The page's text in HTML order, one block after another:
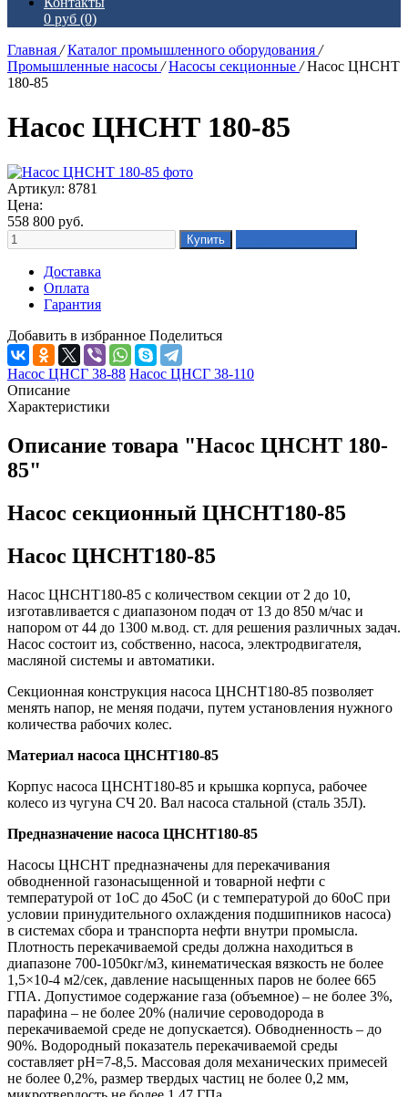
0 руб (0)
Главная / Каталог промышленного оборудования /
Промышленные насосы / Насосы секционные / Насос ЦНСНТ
180-85
Насос ЦНСНТ 180-85
Артикул: 8781
Цена:
558 800 руб.
Доставка
Оплата
Гарантия
Добавить в избранное Поделиться
Насос ЦНСГ 38-88 Насос ЦНСГ 38-110
Описание
Характеристики
Описание товара "Насос ЦНСНТ 180-
85"
Насос секционный ЦНСНТ180-85
Насос ЦНСНТ180-85
Насос ЦНСНТ180-85 с количеством секции от 2 до 10,
изготавливается с диапазоном подач от 13 до 850 м/час и
напором от 44 до 1300 м.вод. ст. для решения различных задач.
Насос состоит из, собственно, насоса, электродвигателя,
масляной системы и автоматики.
Секционная конструкция насоса ЦНСНТ180-85 позволяет
менять напор, не меняя подачи, путем установления нужного
количества рабочих колес.
Материал насоса ЦНСНТ180-85
Корпус насоса ЦНСНТ180-85 и крышка корпуса, рабочее
колесо из чугуна СЧ 20. Вал насоса стальной (сталь 35Л).
Предназначение насоса ЦНСНТ180-85
Насосы ЦНСНТ предназначены для перекачивания
обводненной газонасыщенной и товарной нефти с
температурой от 1оС до 45оС (и с температурой до 60оС при
условии принудительного охлаждения подшипников насоса)
в системах сбора и транспорта нефти внутри промысла.
Плотность перекачиваемой среды должна находиться в
диапазоне 700-1050кг/м3, кинематическая вязкость не более
1,5×10-4 м2/сек, давление насыщенных паров не более 665
ГПА. Допустимое содержание газа (объемное) – не более 3%,
парафина – не более 20% (наличие сероводорода в
перекачиваемой среде не допускается). Обводненность – до
90%. Водородный показатель перекачиваемой среды
составляет рH=7-8,5. Массовая доля механических примесей
не более 0,2%, размер твердых частиц не более 0,2 мм,